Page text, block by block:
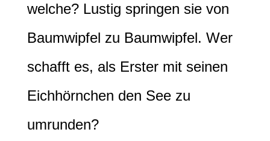
welche? Lustig springen sie von
Baumwipfel zu Baumwipfel. Wer
schafft es, als Erster mit seinen
Eichhörnchen den See zu
umrunden?